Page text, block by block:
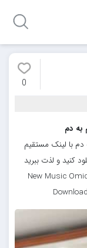
0
به دم
دم با لینک مستقیم
کنید و لذت ببرید
New Music